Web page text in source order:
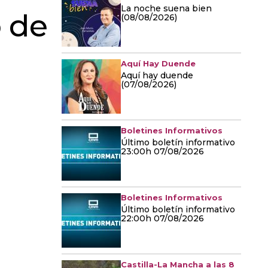
de
La noche suena bien
(08/08/2026)
Aquí Hay Duende
Aquí hay duende
(07/08/2026)
Boletines Informativos
Último boletín informativo
23:00h 07/08/2026
Boletines Informativos
Último boletín informativo
22:00h 07/08/2026
Castilla-La Mancha a las 8